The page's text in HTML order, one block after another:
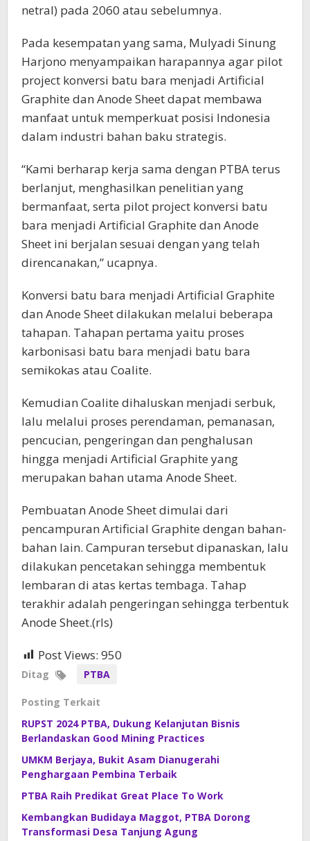
netral) pada 2060 atau sebelumnya.
Pada kesempatan yang sama, Mulyadi Sinung
Harjono menyampaikan harapannya agar pilot
project konversi batu bara menjadi Artificial
Graphite dan Anode Sheet dapat membawa
manfaat untuk memperkuat posisi Indonesia
dalam industri bahan baku strategis.
“Kami berharap kerja sama dengan PTBA terus
berlanjut, menghasilkan penelitian yang
bermanfaat, serta pilot project konversi batu
bara menjadi Artificial Graphite dan Anode
Sheet ini berjalan sesuai dengan yang telah
direncanakan,” ucapnya.
Konversi batu bara menjadi Artificial Graphite
dan Anode Sheet dilakukan melalui beberapa
tahapan. Tahapan pertama yaitu proses
karbonisasi batu bara menjadi batu bara
semikokas atau Coalite.
Kemudian Coalite dihaluskan menjadi serbuk,
lalu melalui proses perendaman, pemanasan,
pencucian, pengeringan dan penghalusan
hingga menjadi Artificial Graphite yang
merupakan bahan utama Anode Sheet.
Pembuatan Anode Sheet dimulai dari
pencampuran Artificial Graphite dengan bahan-
bahan lain. Campuran tersebut dipanaskan, lalu
dilakukan pencetakan sehingga membentuk
lembaran di atas kertas tembaga. Tahap
terakhir adalah pengeringan sehingga terbentuk
Anode Sheet.(rls)
Post Views: 950
Ditag PTBA
Posting Terkait
RUPST 2024 PTBA, Dukung Kelanjutan Bisnis
Berlandaskan Good Mining Practices
UMKM Berjaya, Bukit Asam Dianugerahi
Penghargaan Pembina Terbaik
PTBA Raih Predikat Great Place To Work
Kembangkan Budidaya Maggot, PTBA Dorong
Transformasi Desa Tanjung Agung